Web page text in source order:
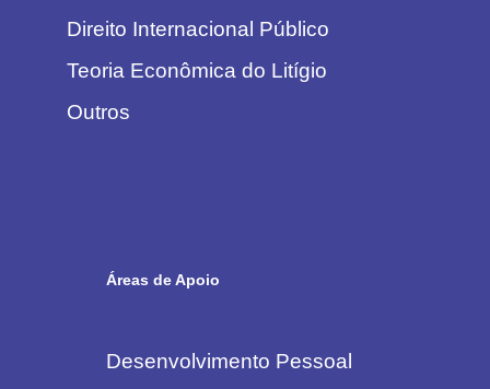
Direito Internacional Público
Teoria Econômica do Litígio
Outros
Áreas de Apoio
Desenvolvimento Pessoal